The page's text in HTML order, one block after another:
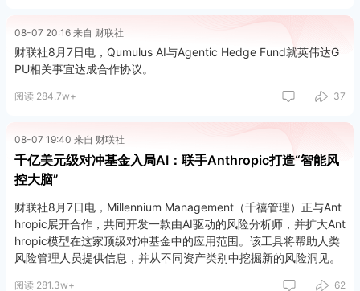
08-07 20:16 来自 财联社
财联社8月7日电，Qumulus AI与Agentic Hedge Fund就英伟达G
PU相关事宜达成合作协议。
阅读 284.7w+ 37
08-07 19:40 来自 财联社
千亿美元级对冲基金入局AI：联手Anthropic打造“智能风
控大脑”
财联社8月7日电，Millennium Management（千禧管理）正与Ant
hropic展开合作，共同开发一款由AI驱动的风险分析师，并扩大Ant
hropic模型在这家顶级对冲基金中的应用范围。该工具将帮助人类
风险管理人员提供信息，并从不同资产类别中挖掘新的风险洞见。
阅读 281.3w+ 62